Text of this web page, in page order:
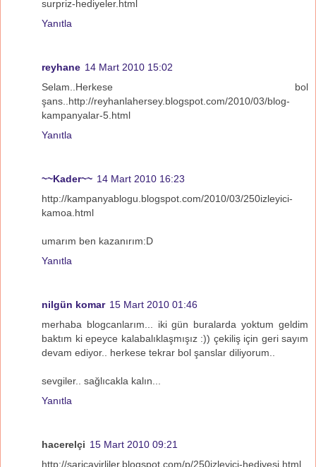
surpriz-hediyeler.html
Yanıtla
reyhane 14 Mart 2010 15:02
Selam..Herkese bol
şans..http://reyhanlahersey.blogspot.com/2010/03/blog-
kampanyalar-5.html
Yanıtla
~~Kader~~ 14 Mart 2010 16:23
http://kampanyablogu.blogspot.com/2010/03/250izleyici-
kamoa.html
umarım ben kazanırım:D
Yanıtla
nilgün komar 15 Mart 2010 01:46
merhaba blogcanlarım... iki gün buralarda yoktum geldim
baktım ki epeyce kalabalıklaşmışız :)) çekiliş için geri sayım
devam ediyor.. herkese tekrar bol şanslar diliyorum..
sevgiler.. sağlıcakla kalın...
Yanıtla
hacerelçi 15 Mart 2010 09:21
http://saricayirliler.blogspot.com/p/250izleyici-hediyesi.html